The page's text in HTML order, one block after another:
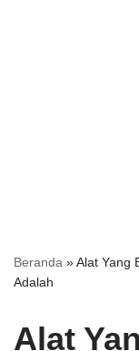
Beranda »Alat Yang
Adalah
Alat